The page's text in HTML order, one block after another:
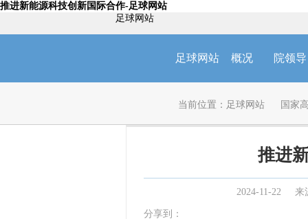
推进新能源科技创新国际合作-足球网站
足球网站
足球网站 概况 院领导
当前位置： 足球网站 国家
推进
2024-11-22 来
分享到：